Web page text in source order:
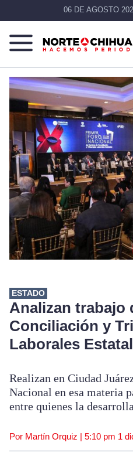
06 DE AGOSTO
Norte
De
Chihuahua
Más
que
noticias,
hacemos periodismo
ESTADO
Analizan trabajo
Conciliación y
Laborales
Realizan en Ciudad
Nacional en esa materia
entre quienes la
Por Martín Orquiz | 5:10 pm 1